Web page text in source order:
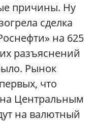
причины. Ну
сделка
на 625
разъяснений
Рынок
что
Центральным
на валютный